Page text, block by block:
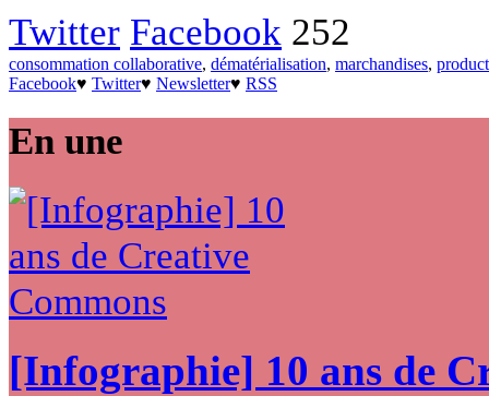
Twitter Facebook 252
consommation collaborative, dématérialisation, marchandises,
Facebook♥ Twitter♥ Newsletter♥ RSS
En une
[Infographie] 10 ans de